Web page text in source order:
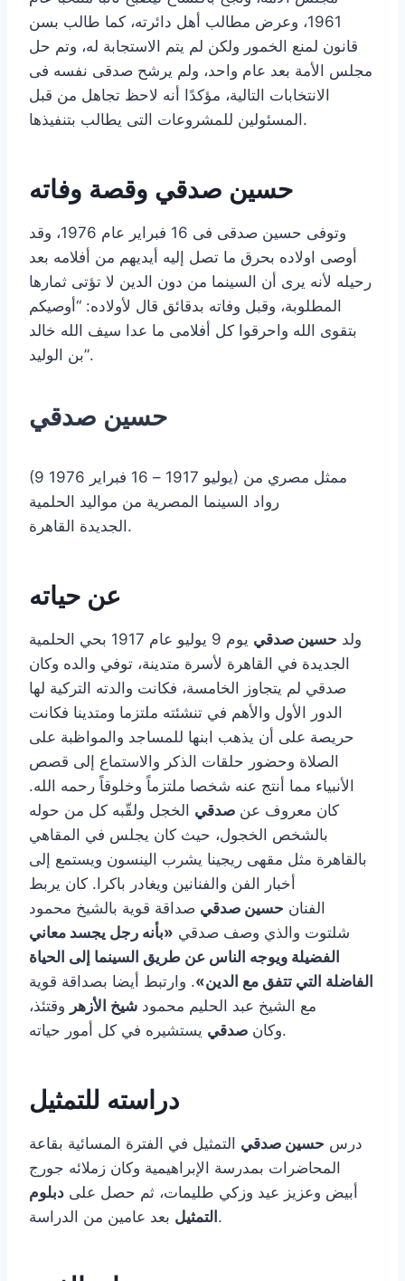
1961، وعرض مطالب أهل دائرته، كما طالب بسن
قانون لمنع الخمور ولكن لم يتم الاستجابة له، وتم حل
مجلس الأمة بعد عام واحد، ولم يرشح صدقى نفسه فى
الانتخابات التالية، مؤكدًا أنه لاحظ تجاهل من قبل
المسئولين للمشروعات التى يطالب بتنفيذها.
وتوفى حسين صدقى فى 16 فبراير عام 1976، وقد
أوصى اولاده بحرق ما تصل إليه أيديهم من أفلامه بعد
رحيله لأنه يرى أن السينما من دون الدين لا تؤتى ثمارها
المطلوبة، وقبل وفاته بدقائق قال لأولاده: “أوصيكم
بتقوى الله واحرقوا كل أفلامى ما عدا سيف الله خالد
بن الوليد”.
حسين صدقي
(9 يوليو 1917 – 16 فبراير 1976) ممثل مصري من
رواد السينما المصرية من مواليد الحلمية
الجديدة القاهرة.
عن حياته
ولد حسين صدقي
يوم 9 يوليو عام 1917 بحي الحلمية
الجديدة في القاهرة لأسرة متدينة، توفي والده وكان
صدقي لم يتجاوز الخامسة، فكانت والدته التركية لها
الدور الأول والأهم في تنشئته ملتزما ومتدينا فكانت
حريصة على أن يذهب ابنها للمساجد والمواظبة على
الصلاة وحضور حلقات الذكر والاستماع إلى قصص
الأنبياء مما أنتج عنه شخصا ملتزماً وخلوقاً رحمه الله.
كان معروف عن صدقي الخجل ولقّبه كل من حوله
بالشخص الخجول، حيث كان يجلس في المقاهي
بالقاهرة مثل مقهى ريجينا يشرب الينسون ويستمع إلى
أخبار الفن والفنانين ويغادر باكرا. كان يربط
الفنان حسين صدقي صداقة قوية بالشيخ محمود
شلتوت والذي وصف صدقي «بأنه رجل يجسد معاني
الفضيلة ويوجه الناس عن طريق السينما إلى الحياة
الفاضلة التي تتفق مع الدين». وارتبط أيضا بصداقة قوية
مع الشيخ عبد الحليم محمود شيخ الأزهر وقتئذ،
وكان صدقي يستشيره في كل أمور حياته.
دراسته للتمثيل
درس حسين صدقي التمثيل في الفترة المسائية بقاعة
المحاضرات بمدرسة الإبراهيمية وكان زملائه جورج
أبيض وعزيز عيد وزكي طليمات، ثم حصل على دبلوم
التمثيلبعد عامين من الدراسة.